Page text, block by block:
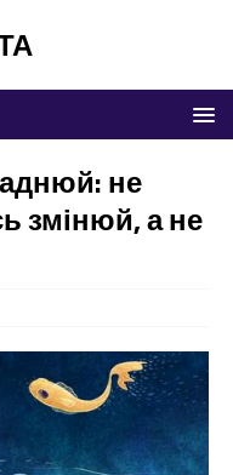
не
змінюй, а не